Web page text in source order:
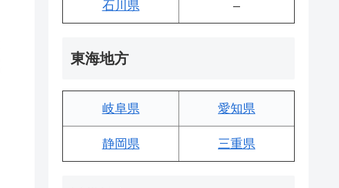
石川県 –
東海地方
岐阜県 愛知県
静岡県 三重県